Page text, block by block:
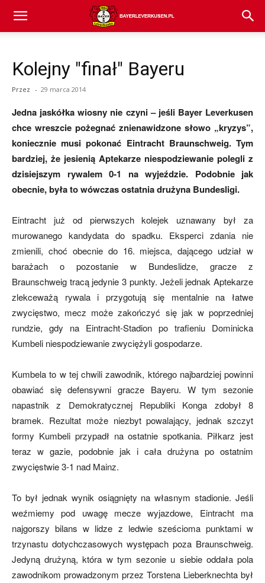
Bayer
Leverkusen
Kolejny "finał" Bayeru
Przez - 29 marca 2014
Jedna jaskółka wiosny nie czyni – jeśli Bayer Leverkusen
chce wreszcie pożegnać znienawidzone słowo „kryzys”,
koniecznie musi pokonać Eintracht Braunschweig. Tym
bardziej, że jesienią Aptekarze niespodziewanie polegli z
dzisiejszym rywalem 0-1 na wyjeździe. Podobnie jak
obecnie, była to wówczas ostatnia drużyna Bundesligi.
Eintracht już od pierwszych kolejek uznawany był za
murowanego kandydata do spadku. Eksperci zdania nie
zmienili, choć obecnie do 16. miejsca, dającego udział w
barażach o pozostanie w Bundeslidze, gracze z
Braunschweig tracą jedynie 3 punkty. Jeżeli jednak Aptekarze
zlekceważą rywala i przygotują się mentalnie na łatwe
zwycięstwo, mecz może zakończyć się jak w poprzedniej
rundzie, gdy na Eintracht-Stadion po trafieniu Dominicka
Kumbeli niespodziewanie zwyciężyli gospodarze.
Kumbela to w tej chwili zawodnik, którego najbardziej powinni
obawiać się defensywni gracze Bayeru. W tym sezonie
napastnik z Demokratycznej Republiki Konga zdobył 8
bramek. Rezultat może niezbyt powalający, jednak szczyt
formy Kumbeli przypadł na ostatnie spotkania. Piłkarz jest
teraz w gazie, podobnie jak i cała drużyna po ostatnim
zwycięstwie 3-1 nad Mainz.
To był jednak wynik osiągnięty na własnym stadionie. Jeśli
weźmiemy pod uwagę mecze wyjazdowe, Eintracht ma
najgorszy bilans w lidze z ledwie sześcioma punktami w
trzynastu dotychczasowych występach poza Braunschweig.
Jedyną drużyną, która w tym sezonie u siebie oddała pola
zawodnikom prowadzonym przez Torstena Lieberknechta był